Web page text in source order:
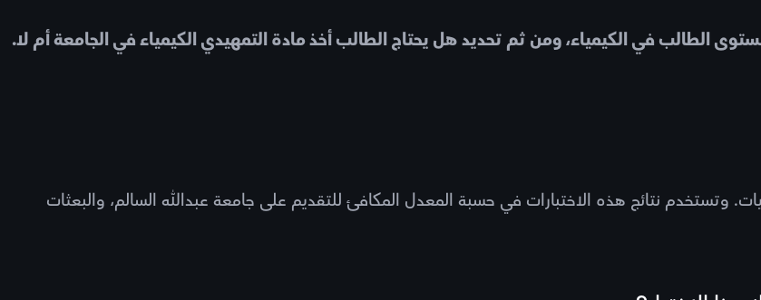
الطالب في الكيمياء، ومن ثم تحديد هل يحتاج الطالب أخذ مادة التمهيدي الكيمياء في الجامعة أم لا.
وتستخدم نتائج هذه الاختبارات في حسبة المعدل المكافئ للتقديم على جامعة عبدالله السالم، والبعثات